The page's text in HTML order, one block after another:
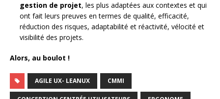
gestion de projet, les plus adaptées aux contextes et qui
ont fait leurs preuves en termes de qualité, efficacité,
réduction des risques, adaptabilité et réactivité, vélocité et
visibilité des projets.
Alors, au boulot !
AGILE UX- LEANUX CMMI